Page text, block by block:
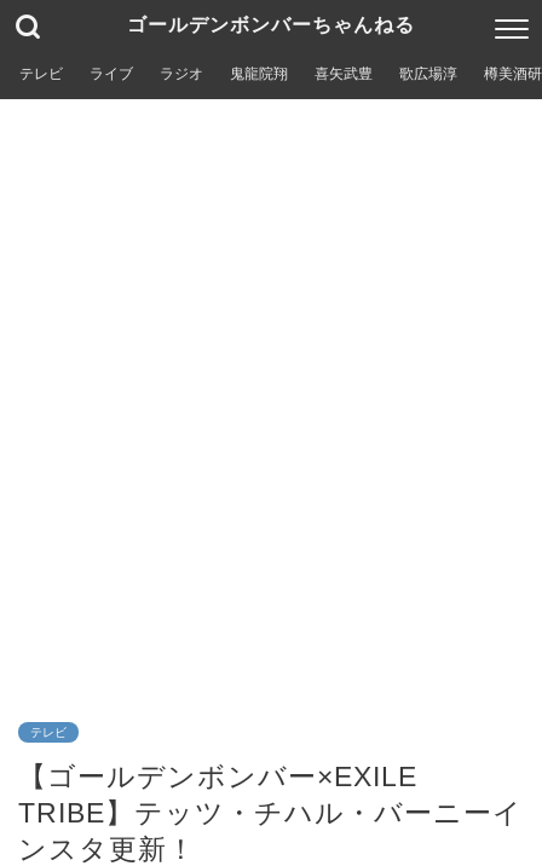
ゴールデンボンバーちゃんねる
テレビ ライブ ラジオ 鬼龍院翔 喜矢武豊 歌広場淳 樽美酒
テレビ
【ゴールデンボンバー×EXILE
TRIBE】テッツ・チハル・バーニーイ
ンスタ更新！